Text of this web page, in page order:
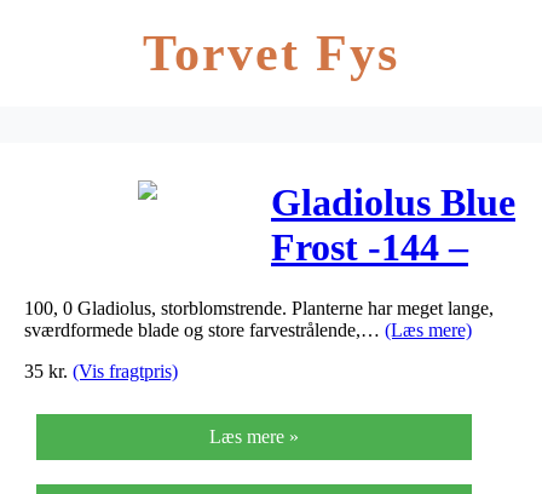
Torvet Fys
Gladiolus Blue
Frost -144 –
Gladiolus Blue
Frost
100, 0 Gladiolus, storblomstrende. Planterne har meget lange,
sværdformede blade og store farvestrålende,… (Læs mere)
35 kr. (Vis fragtpris)
Læs mere »